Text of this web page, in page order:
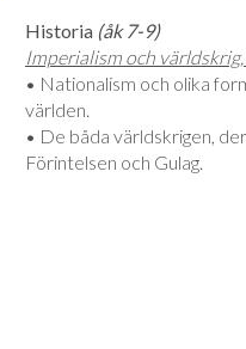
Historia (åk 7-9)
Imperialism och
• Nationalism och olika
världen.
• De båda världskrigen,
Förintelsen och Gulag.